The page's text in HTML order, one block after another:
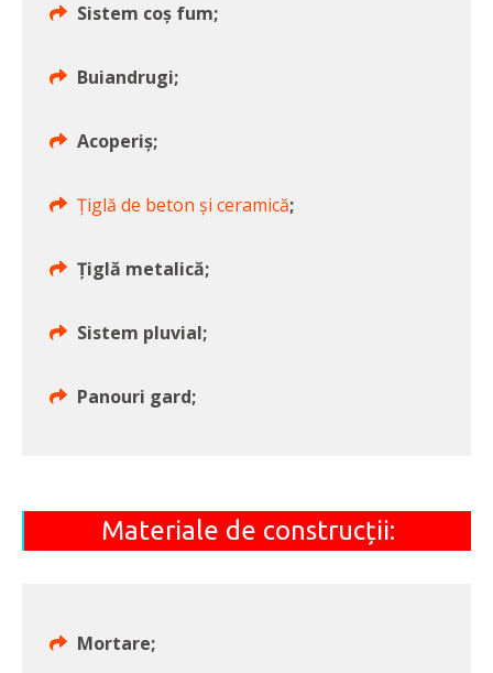
Sistem coș fum;
Buiandrugi;
Acoperiș;
Țiglă de beton și ceramică;
Țiglă metalică;
Sistem pluvial;
Panouri gard;
Materiale de construcții:
Mortare;